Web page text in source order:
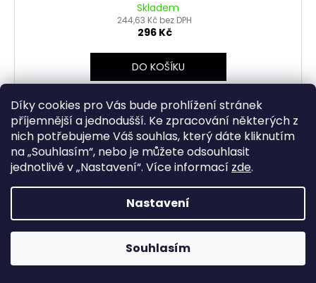
Díky cookies pro Vás bude prohlížení stránek
příjemnější a jednodušší. Ke zpracování některých z
nich potřebujeme Váš souhlas, který dáte kliknutím
na „Souhlasím“, nebo je můžete odsouhlasit
jednotlivě v „Nastavení“. Více informací zde.
Nastavení
Souhlasím
Skladem
244,63 Kč bez DPH
296 Kč
DO KOŠÍKU
Olejové filtry HIFLOFILTRO se mohou pyšnit prestižní
akreditací „TUV Approved". Je to poprvé, co bylo toto
schválení přiděleno jakémukoliv olejovému filtru v
motocyklovém nebo...